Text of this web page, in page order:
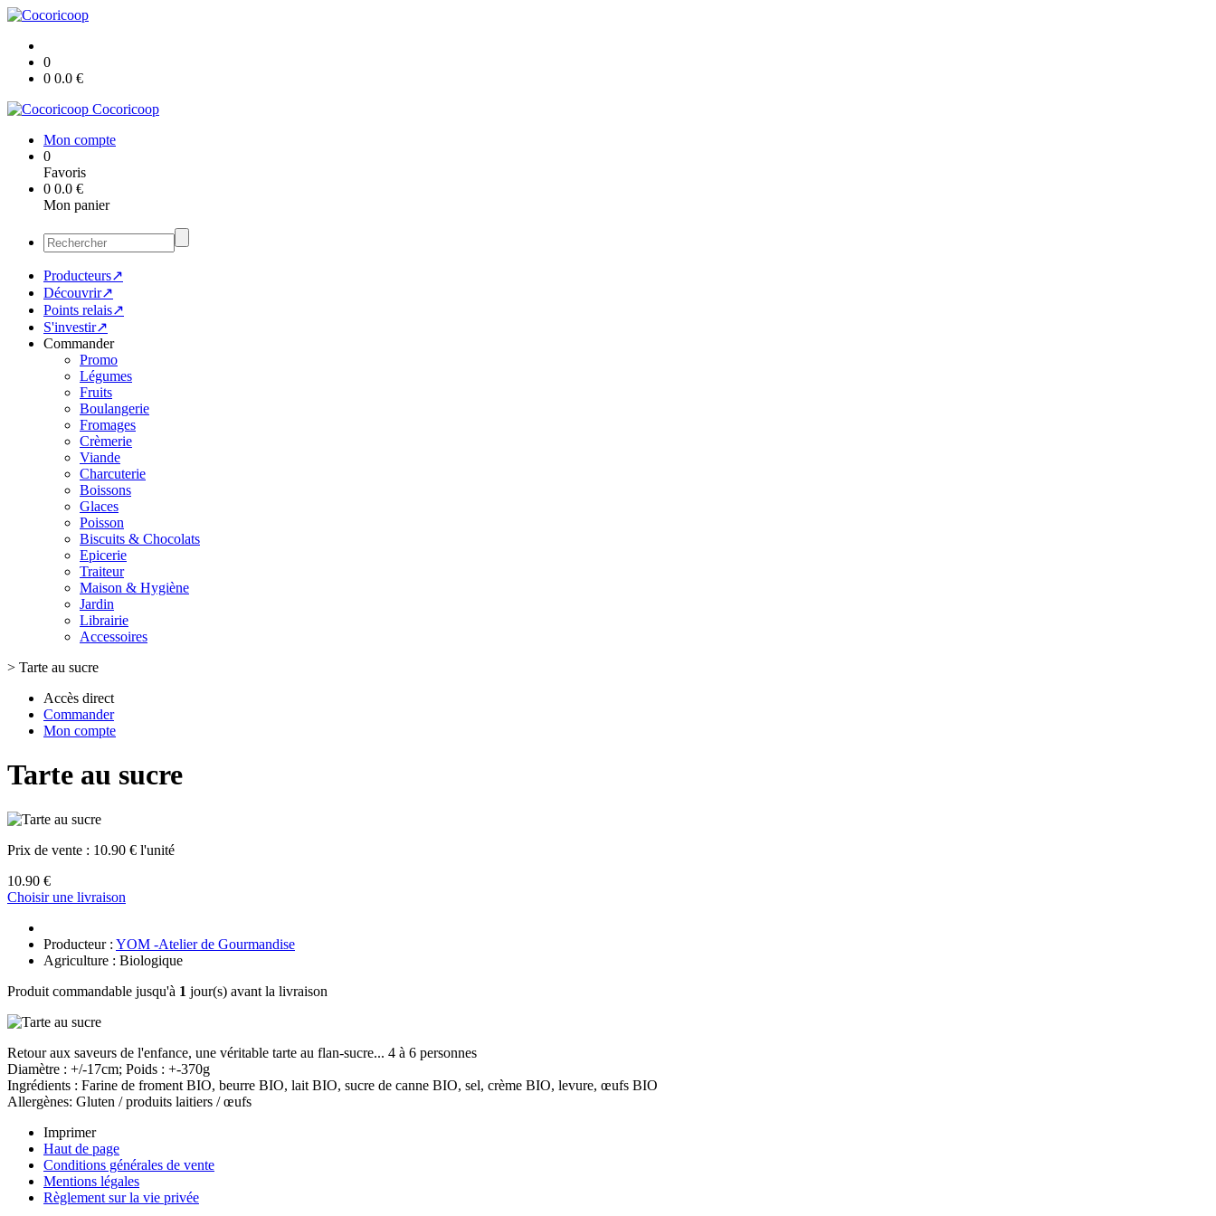
0
0 0.0 €
Cocoricoop
Mon compte
0
Favoris
0 0.0 €
Mon panier
Producteurs↗
Découvrir↗
Points relais↗
S'investir↗
Commander
Promo
Légumes
Fruits
Boulangerie
Fromages
Crèmerie
Viande
Charcuterie
Boissons
Glaces
Poisson
Biscuits & Chocolats
Epicerie
Traiteur
Maison & Hygiène
Jardin
Librairie
Accessoires
> Tarte au sucre
Accès direct
Commander
Mon compte
Tarte au sucre
Prix de vente : 10.90 € l'unité
10.90 €
Choisir une livraison
Producteur : YOM -Atelier de Gourmandise
Agriculture : Biologique
Produit commandable jusqu'à 1 jour(s) avant la livraison
Retour aux saveurs de l'enfance, une véritable tarte au flan-sucre... 4 à 6 personnes
Diamètre : +/-17cm; Poids : +-370g
Ingrédients : Farine de froment BIO, beurre BIO, lait BIO, sucre de canne BIO, sel, crème BIO, levure, œufs BIO
Allergènes: Gluten / produits laitiers / œufs
Imprimer
Haut de page
Conditions générales de vente
Mentions légales
Règlement sur la vie privée